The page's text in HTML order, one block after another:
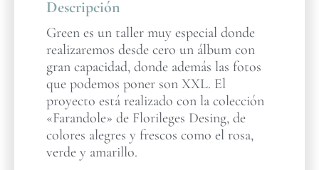
Descripción
Green es un taller muy especial donde
realizaremos desde cero un álbum con
gran capacidad, donde además las fotos
que podemos poner son XXL. El
proyecto está realizado con la colección
«Farandole» de Florileges Desing, de
colores alegres y frescos como el rosa,
verde y amarillo.